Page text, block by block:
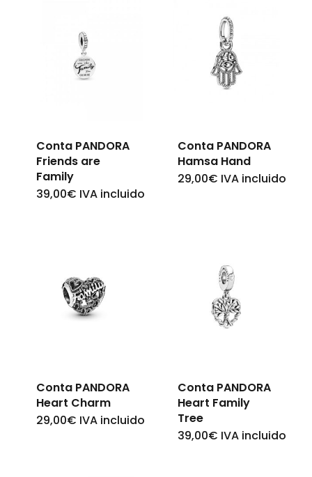
Conta PANDORA
Friends are
Family
39,00€ IVA incluido
Conta PANDORA
Hamsa Hand
29,00€ IVA incluido
Conta PANDORA
Heart Charm
29,00€ IVA incluido
Conta PANDORA
Heart Family
Tree
39,00€ IVA incluido